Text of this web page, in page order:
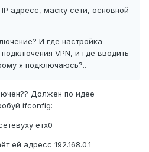
адресс, маску сети, основной
И где настройка
VPN, и где вводить
я подключаюсь?..
Должен по идее
ifconfig:
етх0
ей адресс 192.168.0.1